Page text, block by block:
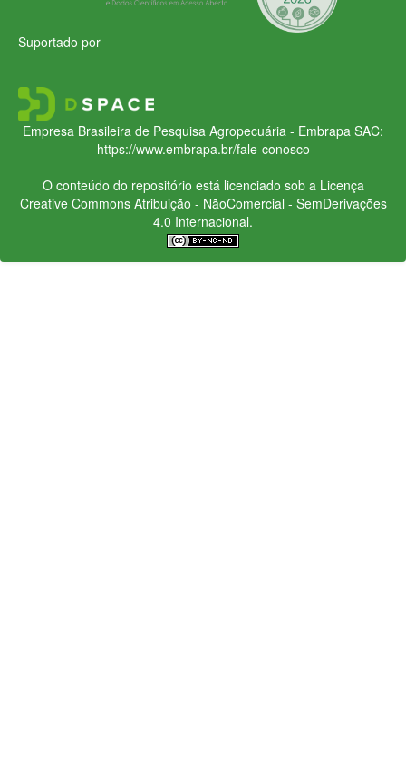
Suportado por
Empresa Brasileira de Pesquisa Agropecuária - Embrapa SAC:
https://www.embrapa.br/fale-conosco
O conteúdo do repositório está licenciado sob a Licença
Creative CommonsAtribuição - NãoComercial - SemDerivações
4.0 Internacional.